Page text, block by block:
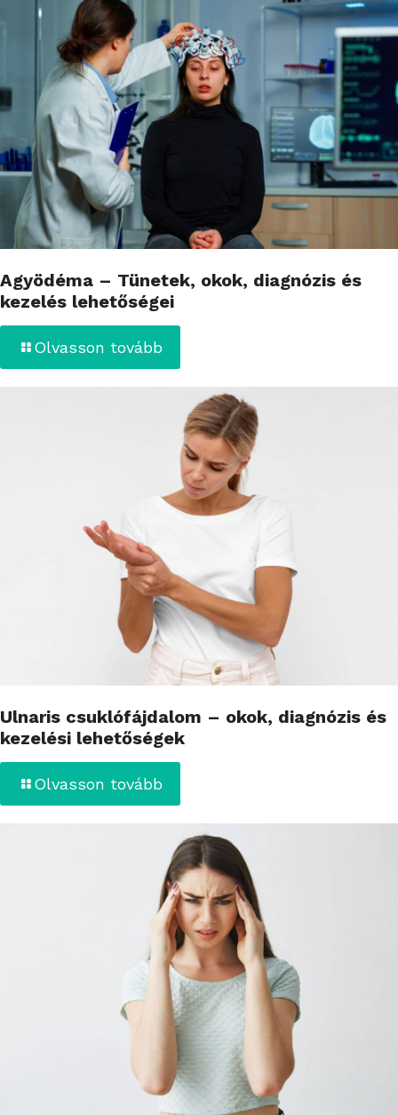
Agyödéma – Tünetek, okok, diagnózis és
kezelés lehetőségei
Olvasson tovább
Ulnaris csuklófájdalom – okok, diagnózis és
kezelési lehetőségek
Olvasson tovább